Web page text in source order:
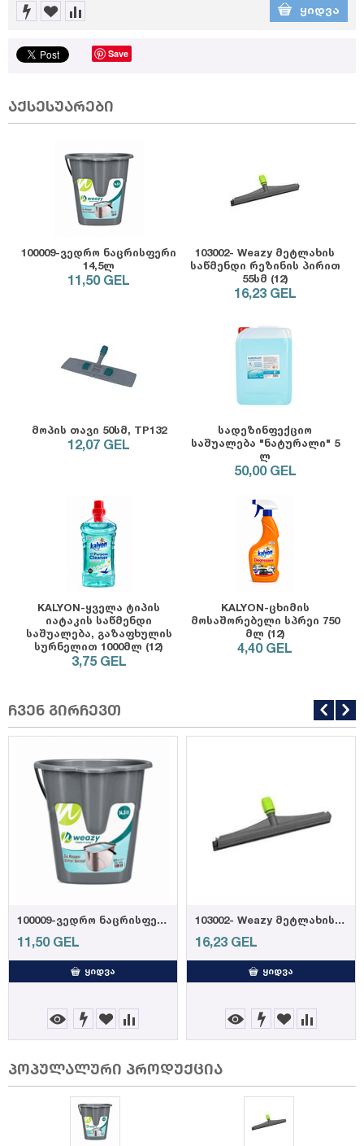
ᲧᲘᲓᲕᲐ
Save
აქსესუარები
100009-ვედრო ნაცრისფერი
14,5ლ
11,50 GEL
103002- Weazy მეტლახის
საწმენდი რეზინის პირით
55სმ (12)
16,23 GEL
მოპის თავი 50სმ, TP132
12,07 GEL
სადეზინფექციო
საშუალება "ნატურალი" 5
ლ
50,00 GEL
KALYON-ყველა ტიპის
იატაკის საწმენდი
საშუალება, გაზაფხულის
სურნელით 1000მლ (12)
3,75 GEL
KALYON-ცხიმის
მოსაშორებელი სპრეი 750
მლ (12)
4,40 GEL
ჩვენ გირჩევთ
100009-ვედრო ნაცრისფერი 14,5ლ
11,50 GEL
ᲧᲘᲓᲕᲐ
103002- Weazy მეტლახის საწმენდი რეზინის პ...
16,23 GEL
ᲧᲘᲓᲕᲐ
პოპულალური პროდუქცია